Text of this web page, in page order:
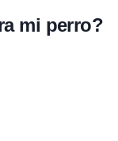
mi perro?